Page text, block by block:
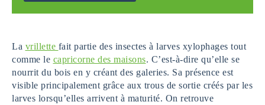
La vrillette fait partie des insectes à larves xylophages tout
comme le capricorne des maisons. C’est-à-dire qu’elle se
nourrit du bois en y créant des galeries. Sa présence est
visible principalement grâce aux trous de sortie créés par les
larves lorsqu’elles arrivent à maturité. On retrouve